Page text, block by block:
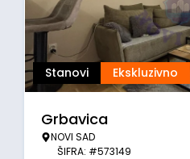
Stanovi Ekskluzivno
Grbavica
NOVI SAD
ŠIFRA: #573149